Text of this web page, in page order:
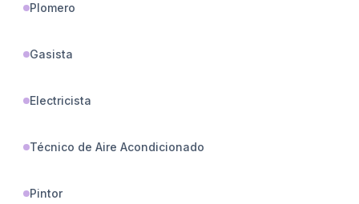
Plomero
Gasista
Electricista
Técnico de Aire Acondicionado
Pintor